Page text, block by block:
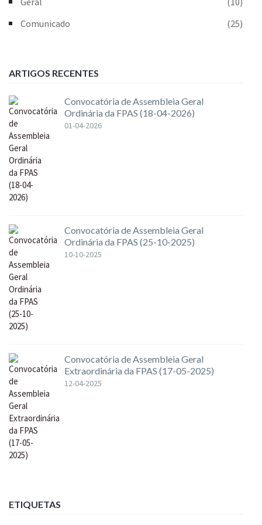
Comunicado
(25)
ARTIGOS RECENTES
Convocatória de Assembleia Geral
Ordinária da FPAS (18-04-2026)
01-04-2026
Convocatória de Assembleia Geral
Ordinária da FPAS (25-10-2025)
10-10-2025
Convocatória de Assembleia Geral
Extraordinária da FPAS (17-05-2025)
12-04-2025
ETIQUETAS